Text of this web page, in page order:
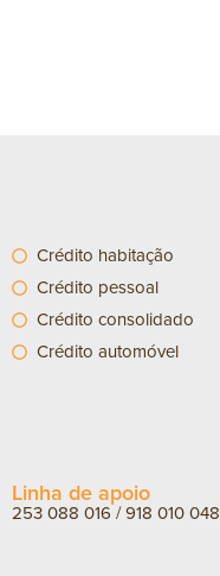
Crédito habitação
Crédito pessoal
Crédito consolidado
Crédito automóvel
Linha de apoio
253 088 016/918 010 048